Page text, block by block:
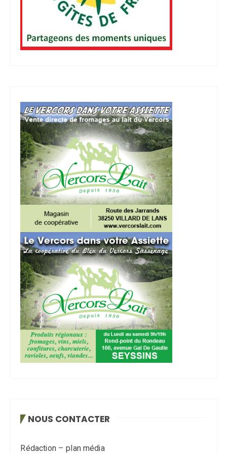
NOUS CONTACTER
Rédaction – plan média